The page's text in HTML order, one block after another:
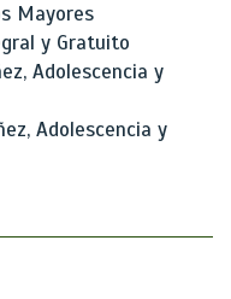
Mayores
y Gratuito
Adolescencia y
Adolescencia y